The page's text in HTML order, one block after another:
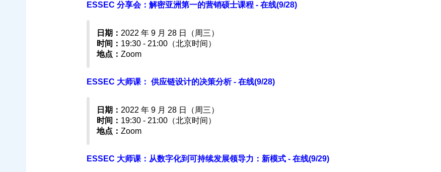
ESSEC 分享会：解密亚洲第一的营销硕士课程 - 在线(9/28)
日期： 2022 年 9 月 28 日（周三）
时间： 19:30 - 21:00（北京时间）
地点： Zoom
ESSEC 大师课： 供应链设计的决策分析 - 在线(9/28)
日期： 2022 年 9 月 28 日（周三）
时间： 19:30 - 21:00（北京时间）
地点： Zoom
ESSEC 大师课：从数字化到可持续发展领导力：新模式 - 在线(9/29)